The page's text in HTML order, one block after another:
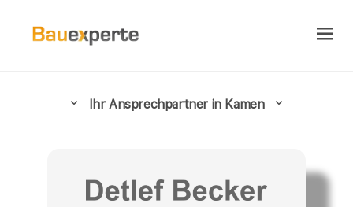
Ihr Ansprechpartner in Kamen